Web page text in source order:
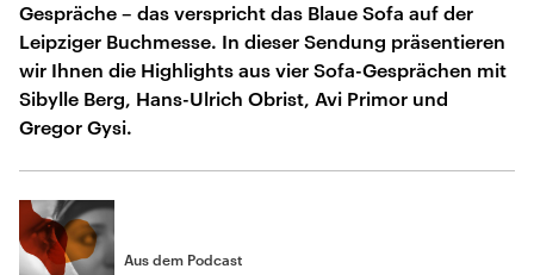
Gespräche – das verspricht das Blaue Sofa auf der
Leipziger Buchmesse. In dieser Sendung präsentieren
wir Ihnen die Highlights aus vier Sofa-Gesprächen mit
Sibylle Berg, Hans-Ulrich Obrist, Avi Primor und
Gregor Gysi.
Aus dem Podcast